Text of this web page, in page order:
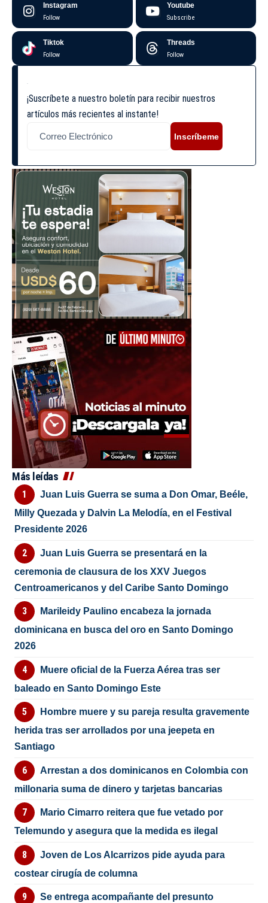
Instagram
Follow
Youtube
Subscribe
Tiktok
Follow
Threads
Follow
¡Suscríbete a nuestro boletín para recibir nuestros
artículos más recientes al instante!
Inscríbeme
Más leídas
Juan Luis Guerra se suma a Don Omar, Beéle,
Milly Quezada y Dalvin La Melodía, en el Festival
Presidente 2026
Juan Luis Guerra se presentará en la
ceremonia de clausura de los XXV Juegos
Centroamericanos y del Caribe Santo Domingo
Marileidy Paulino encabeza la jornada
dominicana en busca del oro en Santo Domingo
2026
Muere oficial de la Fuerza Aérea tras ser
baleado en Santo Domingo Este
Hombre muere y su pareja resulta gravemente
herida tras ser arrollados por una jeepeta en
Santiago
Arrestan a dos dominicanos en Colombia con
millonaria suma de dinero y tarjetas bancarias
Mario Cimarro reitera que fue vetado por
Telemundo y asegura que la medida es ilegal
Joven de Los Alcarrizos pide ayuda para
costear cirugía de columna
Se entrega acompañante del presunto